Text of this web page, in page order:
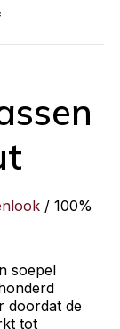
/ 100%
soepel
doordat de
tot